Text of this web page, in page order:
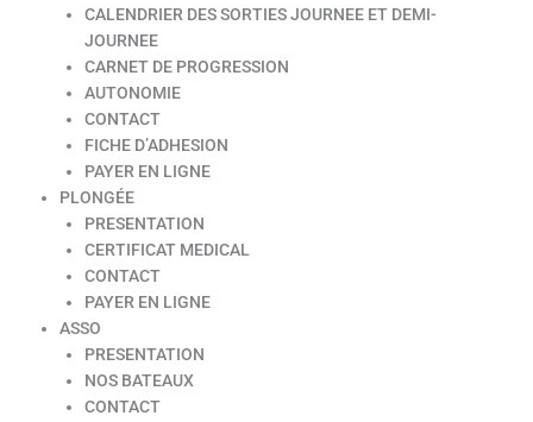
CALENDRIER DES SORTIES JOURNEE ET DEMI-
JOURNEE
CARNET DE PROGRESSION
AUTONOMIE
CONTACT
FICHE D’ADHESION
PAYER EN LIGNE
PLONGÉE
PRESENTATION
CERTIFICAT MEDICAL
CONTACT
PAYER EN LIGNE
ASSO
PRESENTATION
NOS BATEAUX
CONTACT